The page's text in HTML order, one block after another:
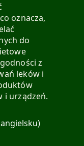
oznacza,
do
z
leków i
i urządzeń.